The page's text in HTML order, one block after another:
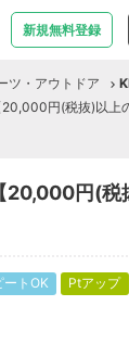
新規無料登録
ツ・アウトドア
円(税抜)以上
20,000円(税
ートOK Ptアップ